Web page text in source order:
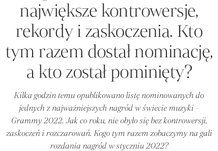
największe kontrowersje,
rekordy i zaskoczenia. Kto
tym razem dostał nominację,
a kto został pominięty?
Kilka godzin temu opublikowano listę nominowanych do
jednych z najważniejszych nagród w świecie muzyki -
Grammy 2022. Jak co roku, nie obyło się bez kontrowersji,
zaskoczeń i rozczarowań. Kogo tym razem zobaczymy na gali
rozdania nagród w styczniu 2022?